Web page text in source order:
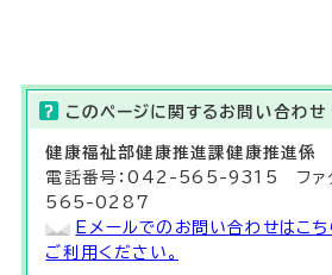
このページに関する お問い合わせ
健康福祉部健康推進課健康推進係
電話番号：042-565-9315 ファ
565-0287
Eメールでのお問い合わせはこ
ご利用ください。